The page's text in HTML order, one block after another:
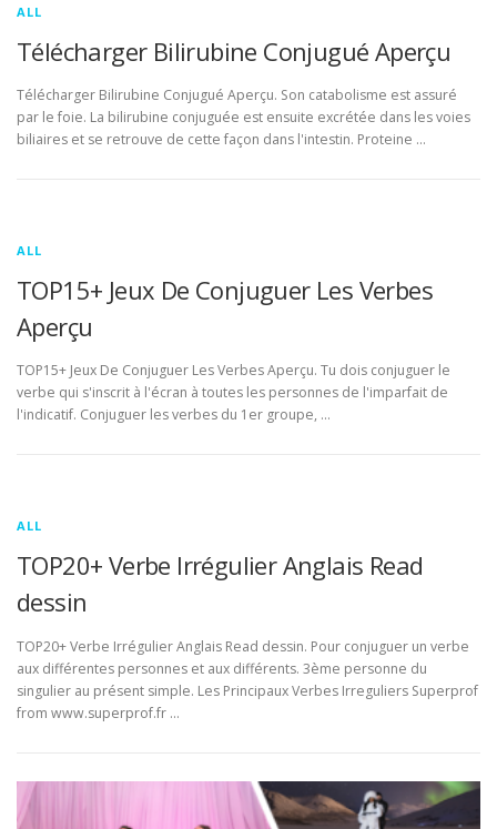
ALL
Télécharger Bilirubine Conjugué Aperçu
Télécharger Bilirubine Conjugué Aperçu. Son catabolisme est assuré
par le foie. La bilirubine conjuguée est ensuite excrétée dans les voies
biliaires et se retrouve de cette façon dans l'intestin. Proteine …
ALL
TOP15+ Jeux De Conjuguer Les Verbes
Aperçu
TOP15+ Jeux De Conjuguer Les Verbes Aperçu. Tu dois conjuguer le
verbe qui s'inscrit à l'écran à toutes les personnes de l'imparfait de
l'indicatif. Conjuguer les verbes du 1er groupe, …
ALL
TOP20+ Verbe Irrégulier Anglais Read
dessin
TOP20+ Verbe Irrégulier Anglais Read dessin. Pour conjuguer un verbe
aux différentes personnes et aux différents. 3ème personne du
singulier au présent simple. Les Principaux Verbes Irreguliers Superprof
from www.superprof.fr …